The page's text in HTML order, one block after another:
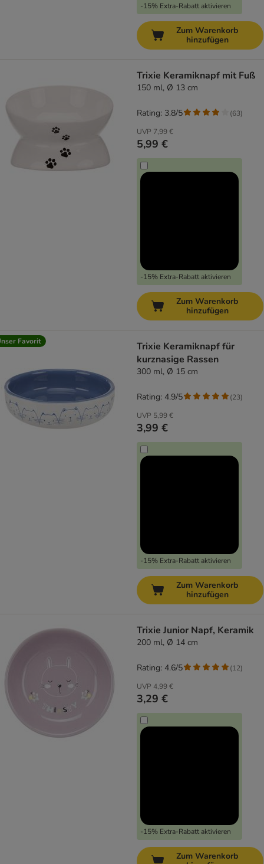
-15% Extra-Rabatt aktivieren
Zum Warenkorb
hinzufügen
Trixie Keramiknapf mit Fuß
150 ml, Ø 13 cm
UVP 7,99 €
5,99 €
-15% Extra-Rabatt aktivieren
Rating: 3.8/5 (63)
Zum Warenkorb
hinzufügen
Favorit
Trixie Keramiknapf für
kurznasige Rassen
300 ml, Ø 15 cm
UVP 5,99 €
3,99 €
-15% Extra-Rabatt aktivieren
Rating: 4.9/5 (23)
Zum Warenkorb
hinzufügen
Trixie Junior Napf, Keramik
200 ml, Ø 14 cm
UVP 4,99 €
3,29 €
-15% Extra-Rabatt aktivieren
Rating: 4.6/5 (12)
Zum Warenkorb